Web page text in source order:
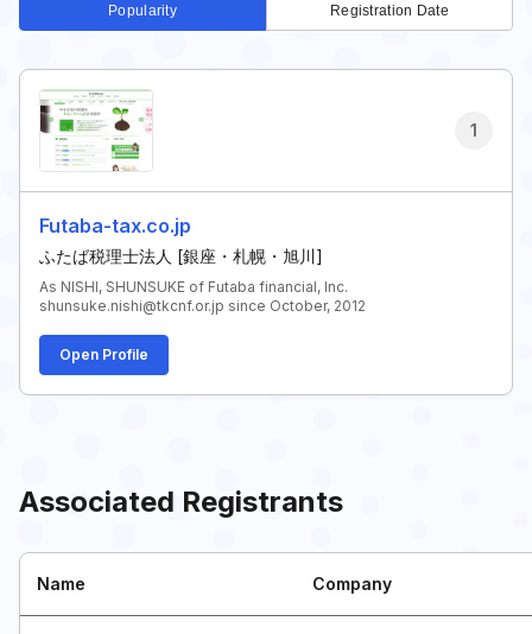
Popularity Registration Date
1
Futaba-tax.co.jp
ふたば税理士法人 [銀座・札幌・旭川]
As NISHI, SHUNSUKE of Futaba financial, Inc.
shunsuke.nishi@tkcnf.or.jp since October, 2012
Open Profile
Associated Registrants
Name Company